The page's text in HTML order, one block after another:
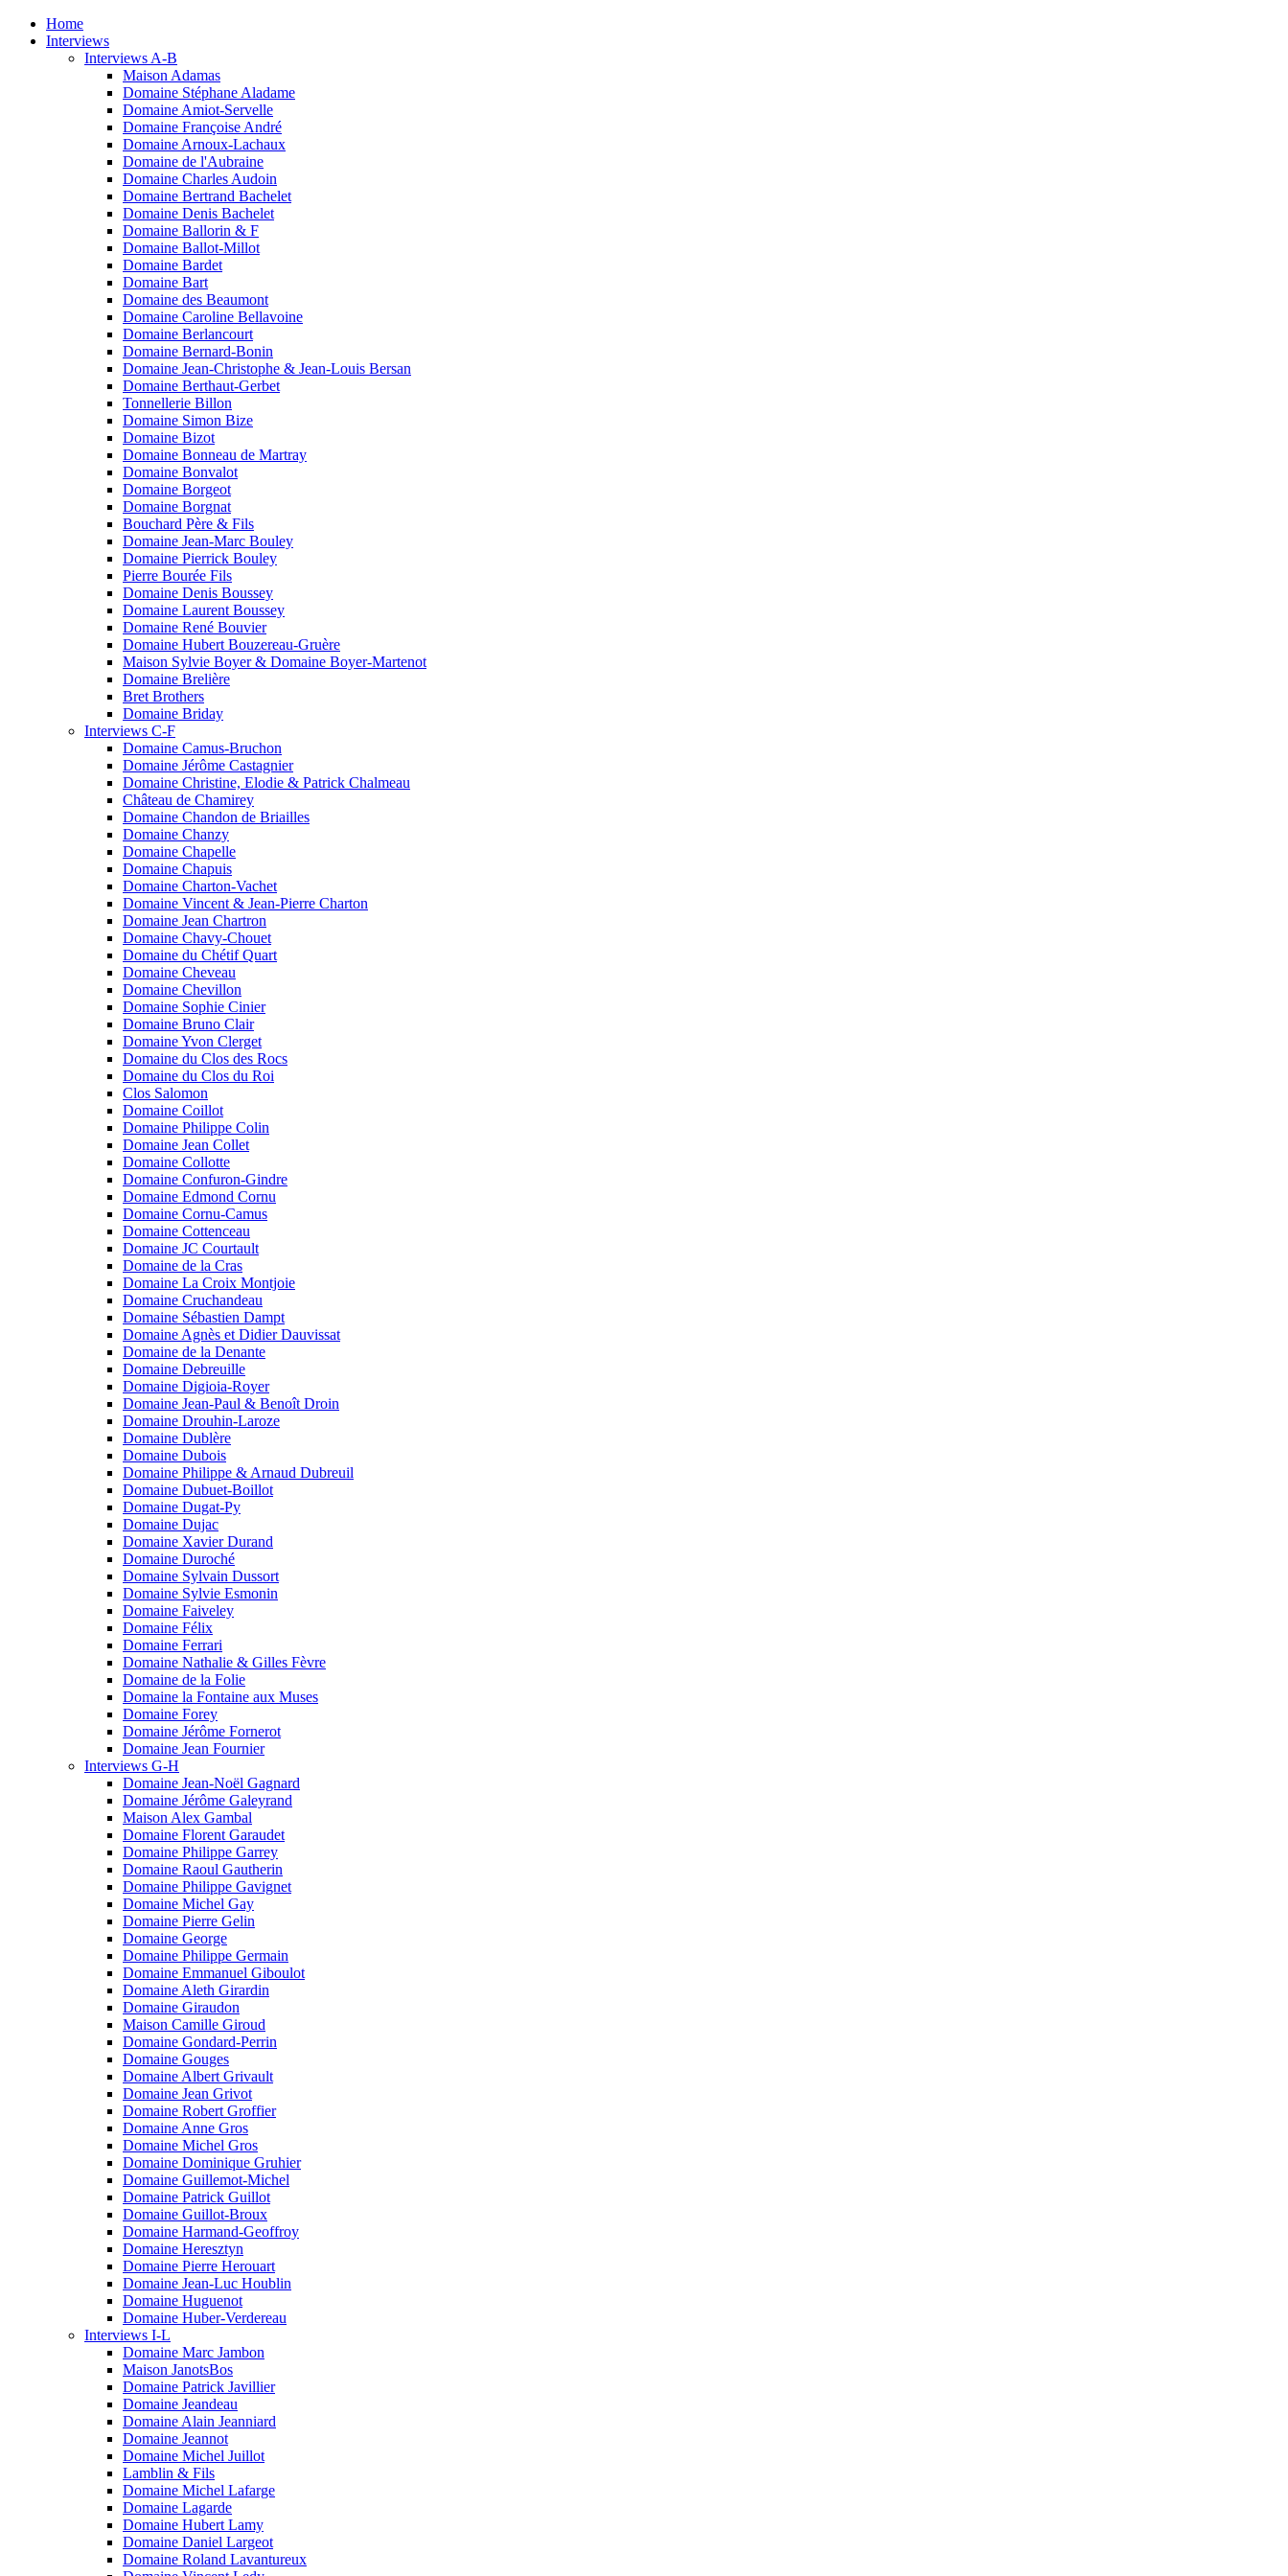
Home
Interviews
Interviews A-B
Maison Adamas
Domaine Stéphane Aladame
Domaine Amiot-Servelle
Domaine Françoise André
Domaine Arnoux-Lachaux
Domaine de l'Aubraine
Domaine Charles Audoin
Domaine Bertrand Bachelet
Domaine Denis Bachelet
Domaine Ballorin & F
Domaine Ballot-Millot
Domaine Bardet
Domaine Bart
Domaine des Beaumont
Domaine Caroline Bellavoine
Domaine Berlancourt
Domaine Bernard-Bonin
Domaine Jean-Christophe & Jean-Louis Bersan
Domaine Berthaut-Gerbet
Tonnellerie Billon
Domaine Simon Bize
Domaine Bizot
Domaine Bonneau de Martray
Domaine Bonvalot
Domaine Borgeot
Domaine Borgnat
Bouchard Père & Fils
Domaine Jean-Marc Bouley
Domaine Pierrick Bouley
Pierre Bourée Fils
Domaine Denis Boussey
Domaine Laurent Boussey
Domaine René Bouvier
Domaine Hubert Bouzereau-Gruère
Maison Sylvie Boyer & Domaine Boyer-Martenot
Domaine Brelière
Bret Brothers
Domaine Briday
Interviews C-F
Domaine Camus-Bruchon
Domaine Jérôme Castagnier
Domaine Christine, Elodie & Patrick Chalmeau
Château de Chamirey
Domaine Chandon de Briailles
Domaine Chanzy
Domaine Chapelle
Domaine Chapuis
Domaine Charton-Vachet
Domaine Vincent & Jean-Pierre Charton
Domaine Jean Chartron
Domaine Chavy-Chouet
Domaine du Chétif Quart
Domaine Cheveau
Domaine Chevillon
Domaine Sophie Cinier
Domaine Bruno Clair
Domaine Yvon Clerget
Domaine du Clos des Rocs
Domaine du Clos du Roi
Clos Salomon
Domaine Coillot
Domaine Philippe Colin
Domaine Jean Collet
Domaine Collotte
Domaine Confuron-Gindre
Domaine Edmond Cornu
Domaine Cornu-Camus
Domaine Cottenceau
Domaine JC Courtault
Domaine de la Cras
Domaine La Croix Montjoie
Domaine Cruchandeau
Domaine Sébastien Dampt
Domaine Agnès et Didier Dauvissat
Domaine de la Denante
Domaine Debreuille
Domaine Digioia-Royer
Domaine Jean-Paul & Benoît Droin
Domaine Drouhin-Laroze
Domaine Dublère
Domaine Dubois
Domaine Philippe & Arnaud Dubreuil
Domaine Dubuet-Boillot
Domaine Dugat-Py
Domaine Dujac
Domaine Xavier Durand
Domaine Duroché
Domaine Sylvain Dussort
Domaine Sylvie Esmonin
Domaine Faiveley
Domaine Félix
Domaine Ferrari
Domaine Nathalie & Gilles Fèvre
Domaine de la Folie
Domaine la Fontaine aux Muses
Domaine Forey
Domaine Jérôme Fornerot
Domaine Jean Fournier
Interviews G-H
Domaine Jean-Noël Gagnard
Domaine Jérôme Galeyrand
Maison Alex Gambal
Domaine Florent Garaudet
Domaine Philippe Garrey
Domaine Raoul Gautherin
Domaine Philippe Gavignet
Domaine Michel Gay
Domaine Pierre Gelin
Domaine George
Domaine Philippe Germain
Domaine Emmanuel Giboulot
Domaine Aleth Girardin
Domaine Giraudon
Maison Camille Giroud
Domaine Gondard-Perrin
Domaine Gouges
Domaine Albert Grivault
Domaine Jean Grivot
Domaine Robert Groffier
Domaine Anne Gros
Domaine Michel Gros
Domaine Dominique Gruhier
Domaine Guillemot-Michel
Domaine Patrick Guillot
Domaine Guillot-Broux
Domaine Harmand-Geoffroy
Domaine Heresztyn
Domaine Pierre Herouart
Domaine Jean-Luc Houblin
Domaine Huguenot
Domaine Huber-Verdereau
Interviews I-L
Domaine Marc Jambon
Maison JanotsBos
Domaine Patrick Javillier
Domaine Jeandeau
Domaine Alain Jeanniard
Domaine Jeannot
Domaine Michel Juillot
Lamblin & Fils
Domaine Michel Lafarge
Domaine Lagarde
Domaine Hubert Lamy
Domaine Daniel Largeot
Domaine Roland Lavantureux